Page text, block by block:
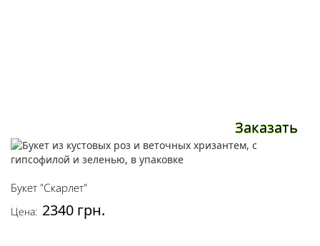
Заказать
Букет "Скарлет"
Цена: 2340 грн.